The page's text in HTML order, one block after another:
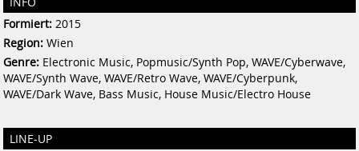
Formiert: 2015
Region: Wien
Genre: Electronic Music, Popmusic/Synth Pop, WAVE/Cyberwave,
WAVE/Synth Wave, WAVE/Retro Wave, WAVE/Cyberpunk,
WAVE/Dark Wave, Bass Music, House Music/Electro House
LINE-UP